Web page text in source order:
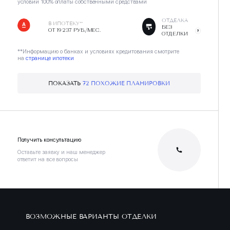
условии 100% оплаты собственными средствами
В ИПОТЕКУ**
ОТ 19 237 РУБ./МЕС.
ОТДЕЛКА
БЕЗ
ОТДЕЛКИ
**Информацию о банках и условиях кредитования смотрите
на странице ипотеки
ПОКАЗАТЬ72 ПОХОЖИЕ ПЛАНИРОВКИ
Получить консультацию
Оставьте заявку и наш менеджер
ответит на все вопросы
ВОЗМОЖНЫЕ ВАРИАНТЫ ОТДЕЛКИ